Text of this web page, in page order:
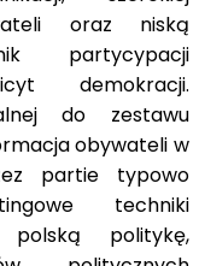
oraz niską
partycypacji
demokracji.
do zestawu
obywateli w
partie typowo
techniki
polską politykę,